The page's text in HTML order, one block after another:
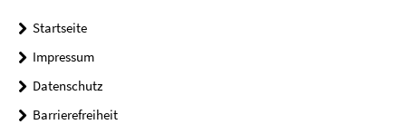
Startseite
Impressum
Datenschutz
Barrierefreiheit